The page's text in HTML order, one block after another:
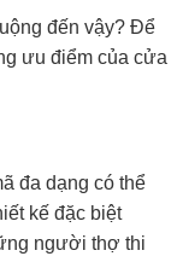
đến vậy? Để
ưu điểm của cửa
đa dạng có thể
kế đặc biệt
người thợ thi